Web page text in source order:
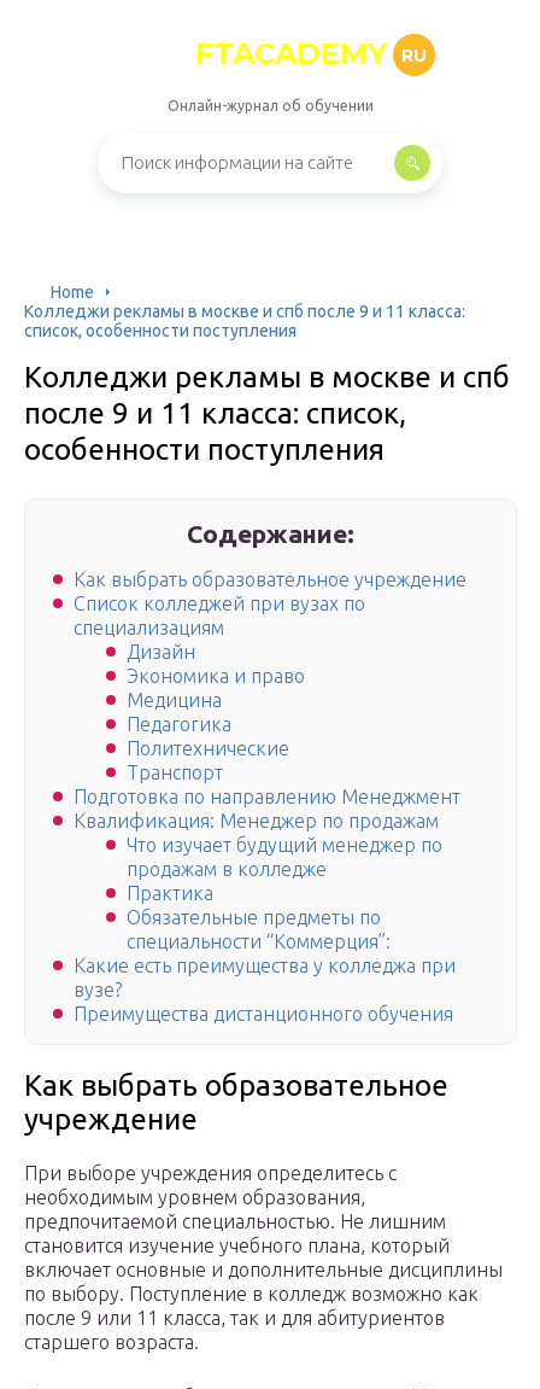
FTACADEMY RU
Онлайн-журнал об обучении
Home
Колледжи рекламы в москве и спб после 9 и 11 класса:
список, особенности поступления
Колледжи рекламы в москве и спб
после 9 и 11 класса: список,
особенности поступления
Содержание:
Как выбрать образовательное учреждение
Список колледжей при вузах по
специализациям
Дизайн
Экономика и право
Медицина
Педагогика
Политехнические
Транспорт
Подготовка по направлению Менеджмент
Квалификация: Менеджер по продажам
Что изучает будущий менеджер по
продажам в колледже
Практика
Обязательные предметы по
специальности “Коммерция”:
Какие есть преимущества у колледжа при
вузе?
Преимущества дистанционного обучения
Как выбрать образовательное
учреждение
При выборе учреждения определитесь с
необходимым уровнем образования,
предпочитаемой специальностью. Не лишним
становится изучение учебного плана, который
включает основные и дополнительные дисциплины
по выбору. Поступление в колледж возможно как
после 9 или 11 класса, так и для абитуриентов
старшего возраста.